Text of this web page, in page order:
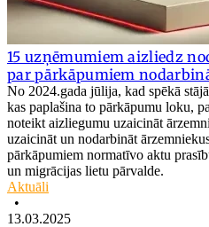
15 uzņēmumiem aizliedz
par pārkāpumiem
No 2024.gada jūlija, kad spēkā
kas paplašina to pārkāpumu loku,
noteikt aizliegumu uzaicināt
uzaicināt un nodarbināt
pārkāpumiem normatīvo aktu
un migrācijas lietu pārvalde.
Aktuāli
•
13.03.2025